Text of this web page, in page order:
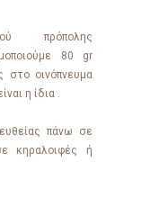
πρόπολης
80 gr
στο οινόπνευμα
η ίδια .
πάνω σε
κηραλοιφές ή